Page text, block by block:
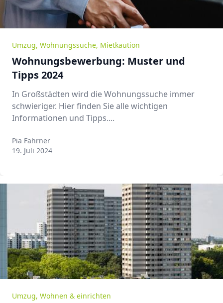
Umzug, Wohnungssuche, Mietkaution
Wohnungsbewerbung: Muster und
Tipps 2024
In Großstädten wird die Wohnungssuche immer
schwieriger. Hier finden Sie alle wichtigen
Informationen und Tipps....
Pia Fahrner
Pia Fahrner
19. Juli 2024
Umzug, Wohnen & einrichten